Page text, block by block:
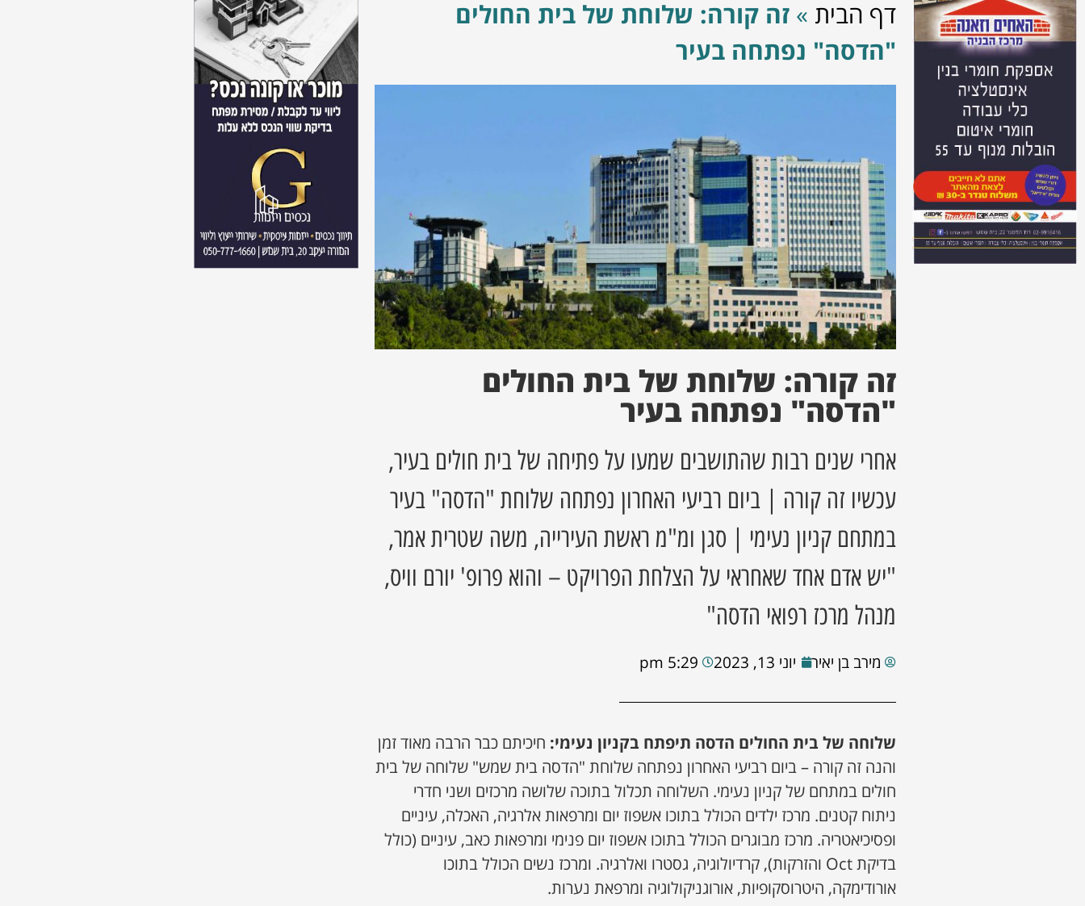
דף הבית »זה קורה: שלוחת של בית החולים
"הדסה" נפתחה בעיר
זה קורה: שלוחת של בית החולים
"הדסה" נפתחה בעיר
אחרי שנים רבות שהתושבים שמעו על פתיחה של בית חולים בעיר,
עכשיו זה קורה | ביום רביעי האחרון נפתחה שלוחת "הדסה" בעיר
במתחם קניון נעימי | סגן ומ"מ ראשת העירייה, משה שטרית אמר,
"יש אדם אחד שאחראי על הצלחת הפרויקט – והוא פרופ' יורם וויס,
מנהל מרכז רפואי הדסה"
מירב בן יאיר יוני 13, 2023 5:29 pm
שלוחה של בית החולים הדסה תיפתח בקניון נעימי: חיכיתם כבר הרבה מאוד זמן
והנה זה קורה – ביום רביעי האחרון נפתחה שלוחת "הדסה בית שמש" שלוחה של בית
חולים במתחם של קניון נעימי. השלוחה תכלול בתוכה שלושה מרכזים ושני חדרי
ניתוח קטנים. מרכז ילדים הכולל בתוכו אשפוז יום ומרפאות אלרגיה, האכלה, עיניים
ופסיכיאטריה. מרכז מבוגרים הכולל בתוכו אשפוז יום פנימי ומרפאות כאב, עיניים (כולל
בדיקת Oct והזרקות), קרדיולוגיה, גסטרו ואלרגיה. ומרכז נשים הכולל בתוכו
אורודימקה, היטרוסקופיות, אורוגניקולוגיה ומרפאת נערות.